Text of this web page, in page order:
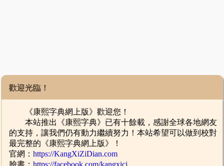
歡迎光臨！
《康熙字典網上版》歡迎您！
本站推出《康熙字典》已有十餘載，感謝全球各地網友
的支持，讓我們仍有動力繼續努力！本站希望可以做到校對
最完整的《康熙字典網上版》！
官網：https://KangXiZiDian.com
臉書：https://facebook.com/kangxicj